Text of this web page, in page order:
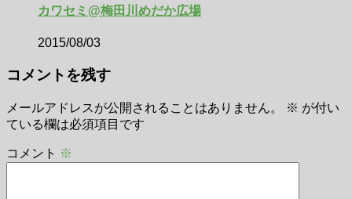
カワセミ@梅田川めだか広場
2015/08/03
コメントを残す
メールアドレスが公開されることはありません。 ※ が付い
ている欄は必須項目です
コメント ※